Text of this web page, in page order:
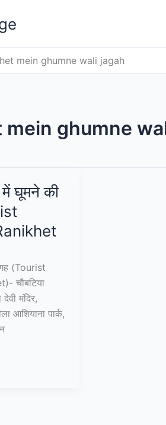
mein ghumne wali jagah
mein ghumne
घूमने की
(Tourist
चौबटिया
मंदिर,
आशियाना पार्क,